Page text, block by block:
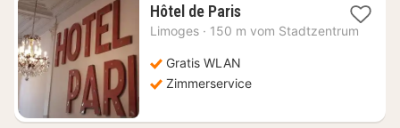
Hôtel de Paris1
Nacht
92,97
Limoges · 150 m vom Stadtzentrum
Gratis WLAN
Zimmerservice